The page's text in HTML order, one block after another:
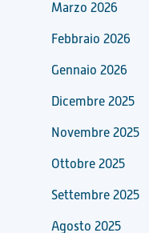
Marzo 2026
Febbraio 2026
Gennaio 2026
Dicembre 2025
Novembre 2025
Ottobre 2025
Settembre 2025
Agosto 2025